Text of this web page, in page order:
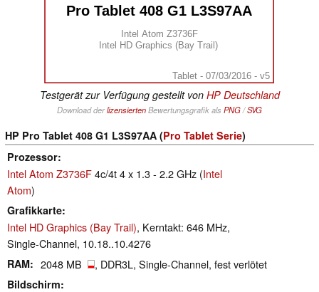
Pro Tablet 408 G1 L3S97AA
Intel Atom Z3736F
Intel HD Graphics (Bay Trail)
Tablet - 07/03/2016 - v5
Testgerät zur Verfügung gestellt von HP Deutschland
Download derlizensiertenBewertungsgrafik als PNG/SVG
HP Pro Tablet 408 G1 L3S97AA (Pro Tablet Serie)
Prozessor
Intel Atom Z3736F4c/4t 4 x 1.3 - 2.2 GHz (Intel
Atom)
Grafikkarte
Intel HD Graphics (Bay Trail), Kerntakt: 646 MHz,
Single-Channel, 10.18..10.4276
RAM 2048 MB , DDR3L, Single-Channel, fest verlötet
Bildschirm